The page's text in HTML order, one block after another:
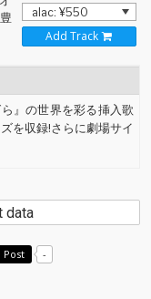
Add Track
』の世界を彩る挿入歌
を収録!さらに劇場サイ
data
Post -